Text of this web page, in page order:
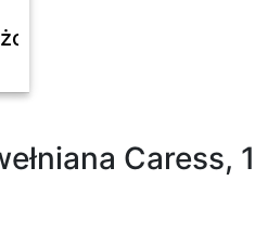
składany, pasy